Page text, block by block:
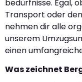
bedürfnisse. Egal,
Transport oder
nehmen dir alle
unserem
einen
Was zeichnet